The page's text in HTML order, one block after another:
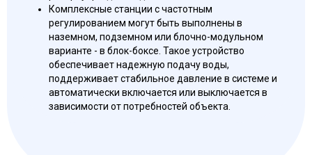
Комплексные станции с частотным
регулированием могут быть выполнены в
наземном, подземном или блочно-модульном
варианте - в блок-боксе. Такое устройство
обеспечивает надежную подачу воды,
поддерживает стабильное давление в системе и
автоматически включается или выключается в
зависимости от потребностей объекта.